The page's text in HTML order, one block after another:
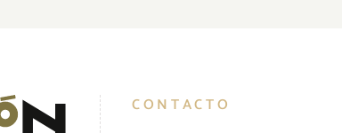
CONTACTO